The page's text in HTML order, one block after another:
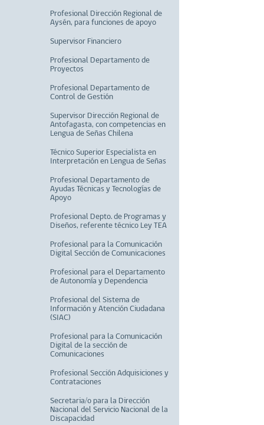
Profesional Dirección Regional de
Aysén, para funciones de apoyo
Supervisor Financiero
Profesional Departamento de
Proyectos
Profesional Departamento de
Control de Gestión
Supervisor Dirección Regional de
Antofagasta, con competencias en
Lengua de Señas Chilena
Técnico Superior Especialista en
Interpretación en Lengua de Señas
Profesional Departamento de
Ayudas Técnicas y Tecnologías de
Apoyo
Profesional Depto. de Programas y
Diseños, referente técnico Ley TEA
Profesional para la Comunicación
Digital Sección de Comunicaciones
Profesional para el Departamento
de Autonomía y Dependencia
Profesional del Sistema de
Información y Atención Ciudadana
(SIAC)
Profesional para la Comunicación
Digital de la sección de
Comunicaciones
Profesional Sección Adquisiciones y
Contrataciones
Secretaria/o para la Dirección
Nacional del Servicio Nacional de la
Discapacidad